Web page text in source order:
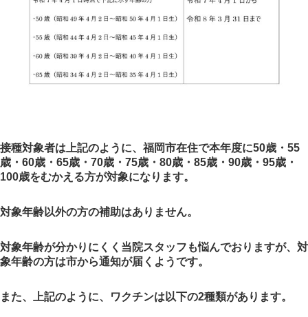
接種対象者は上記のように、福岡市在住で本年度に50歳・55
歳・60歳・65歳・70歳・75歳・80歳・85歳・90歳・95歳・
100歳をむかえる方が対象になります。
対象年齢以外の方の補助はありません。
対象年齢が分かりにくく当院スタッフも悩んでおりますが、対
象年齢の方は市から通知が届くようです。
また、上記のように、ワクチンは以下の2種類があります。